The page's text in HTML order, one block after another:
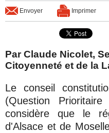
Envoyer Imprimer
Par Claude Nicolet,
Citoyenneté et de la
Le conseil
(Question
considère que le
d'Alsace et de